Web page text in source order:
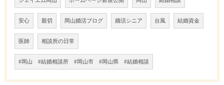
安心 親切 岡山婚活ブログ 婚活シニア 台風 結婚資金
医師 相談所の日常
#岡山 #結婚相談所 #岡山市 #岡山県 #結婚相談